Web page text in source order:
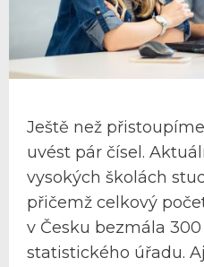
Ještě než
uvést pár čísel.
vysokých školách
přičemž celkový
v Česku bezmála
statistického úřadu.